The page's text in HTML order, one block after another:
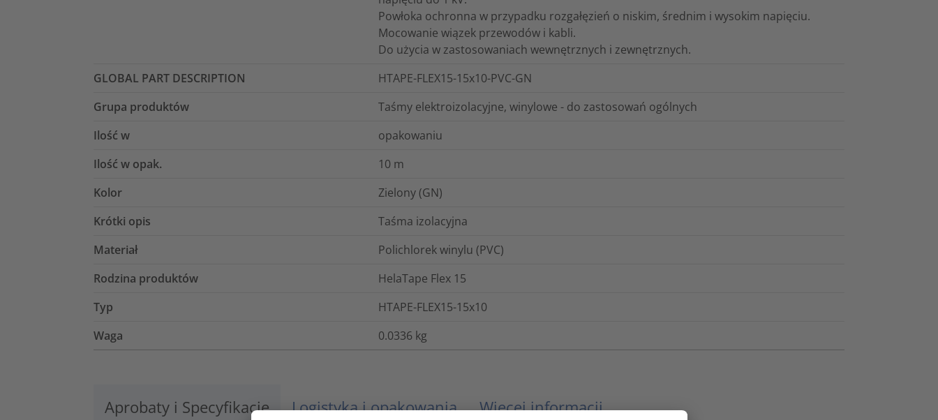
Powłoka ochronna w przypadku rozgałęzień o niskim, średnim i wysokim napięciu.
Mocowanie wiązek przewodów i kabli.
Do użycia w zastosowaniach wewnętrznych i zewnętrznych.
GLOBAL PART DESCRIPTION
HTAPE-FLEX15-15x10-PVC-GN
Grupa produktów
Taśmy elektroizolacyjne, winylowe - do zastosowań ogólnych
Ilość w
opakowaniu
Ilość w opak.
10 m
Kolor
Zielony (GN)
Krótki opis
Taśma izolacyjna
Materiał
Polichlorek winylu (PVC)
Rodzina produktów
HelaTape Flex 15
Typ
HTAPE-FLEX15-15x10
Waga
0.0336 kg
Aprobaty i Specyfikacje Logistyka i opakowania Więcej informacji